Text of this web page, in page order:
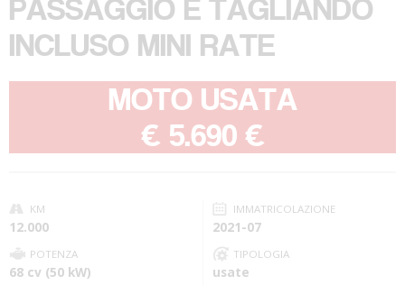
PASSAGGIO E TAGLIANDO
INCLUSO MINI RATE
MOTO USATA
€ 5.690 €
KM
12.000
IMMATRICOLAZIONE
2021-07
POTENZA
68 cv (50 kW)
TIPOLOGIA
usate